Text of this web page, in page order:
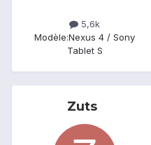
5,6k
Modèle:Nexus 4 / Sony
Tablet S
Zuts